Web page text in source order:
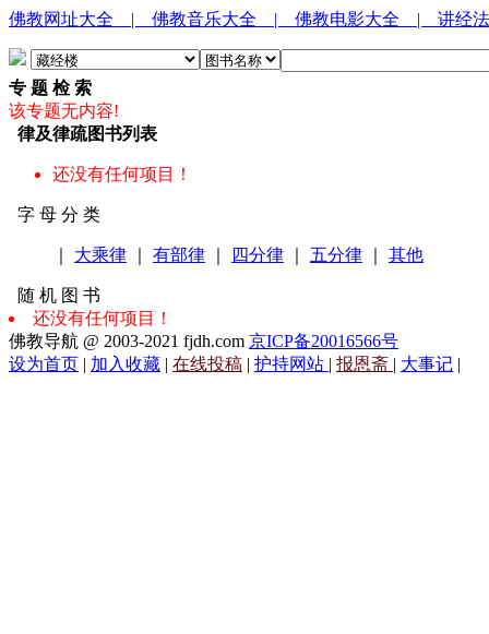
佛教网址大全 | 佛教音乐大全 | 佛教电影大全 | 讲经
专 题 检 索
该专题无内容!
律及律疏图书列表
还没有任何项目！
字 母 分 类
大乘律 有部律 四分律 五分律 其他
随 机 图 书
还没有任何项目！
佛教导航 @ 2003-2021 fjdh.com 京ICP备20016566号
设为首页 | 加入收藏 | 在线投稿 | 护持网站 | 报恩斋 | 大事记 |